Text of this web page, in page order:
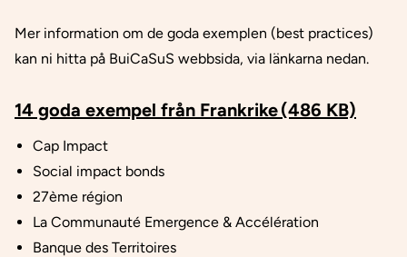
Mer information om de goda exemplen (best practices)
kan ni hitta på BuiCaSuS webbsida, via länkarna nedan.
14 goda exempel från Frankrike (486 KB)
Cap Impact
Social impact bonds
27ème région
La Communauté Emergence & Accélération
Banque des Territoires